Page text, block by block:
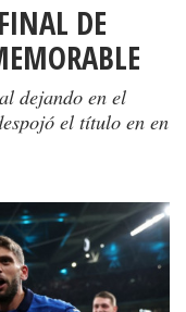
DE
dejando en el
el título en en